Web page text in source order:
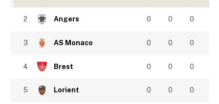
2 Angers 0 0 0
3 AS Monaco 0 0 0
4 Brest 0 0 0
5 Lorient 0 0 0